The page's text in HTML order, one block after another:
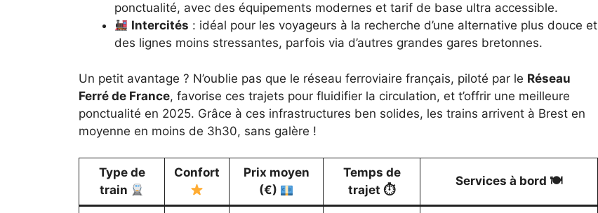
ponctualité, avec des équipements modernes et tarif de base ultra accessible.
Intercités : idéal pour les voyageurs à la recherche d’une alternative plus douce et
des lignes moins stressantes, parfois via d’autres grandes gares bretonnes.
Un petit avantage ? N’oublie pas que le réseau ferroviaire français, piloté par le Réseau
Ferré de France, favorise ces trajets pour fluidifier la circulation, et t’offrir une meilleure
ponctualité en 2025. Grâce à ces infrastructures ben solides, les trains arrivent à Brest en
moyenne en moins de 3h30, sans galère !
Type de
train
Confort
Prix moyen
(€)
Temps de
trajet ⏱
Services à bord 🍽